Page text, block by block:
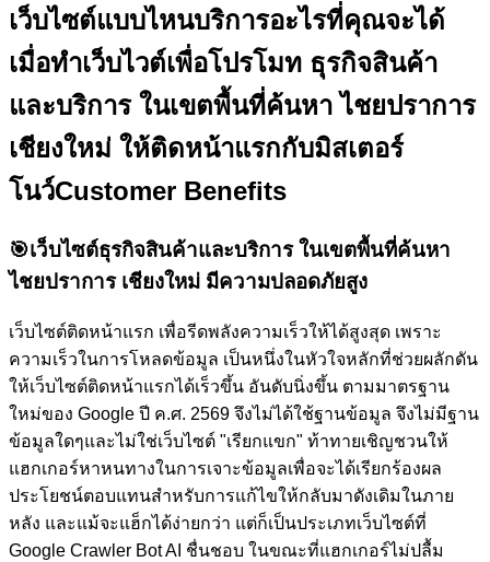
เว็บไซต์แบบไหนบริการอะไรที่คุณจะได้
เมื่อทำเว็บไวต์เพื่อโปรโมท ธุรกิจสินค้า
และบริการ ในเขตพื้นที่ค้นหา ไชยปราการ
เชียงใหม่ ให้ติดหน้าแรกกับมิสเตอร์
โนว์Customer Benefits
🎯เว็บไซต์ธุรกิจสินค้าและบริการ ในเขตพื้นที่ค้นหา
ไชยปราการ เชียงใหม่ มีความปลอดภัยสูง
เว็บไซต์ติดหน้าแรก เพื่อรีดพลังความเร็วให้ได้สูงสุด เพราะ
ความเร็วในการโหลดข้อมูล เป็นหนึ่งในหัวใจหลักที่ช่วยผลักดัน
ให้เว็บไซต์ติดหน้าแรกได้เร็วขึ้น อันดับนิ่งขึ้น ตามมาตรฐาน
ใหม่ของ Google ปี ค.ศ. 2569 จึงไม่ได้ใช้ฐานข้อมูล จึงไม่มีฐาน
ข้อมูลใดๆและไม่ใช่เว็บไซต์ "เรียกแขก" ท้าทายเชิญชวนให้
แฮกเกอร์หาหนทางในการเจาะข้อมูลเพื่อจะได้เรียกร้องผล
ประโยชน์ตอบแทนสำหรับการแก้ไขให้กลับมาดังเดิมในภาย
หลัง และแม้จะแฮ็กได้ง่ายกว่า แต่ก็เป็นประเภทเว็บไซต์ที่
Google Crawler Bot AI ชื่นชอบ ในขณะที่แฮกเกอร์ไม่ปลื้ม